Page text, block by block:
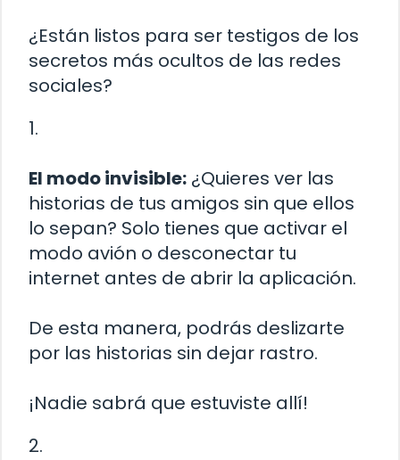
¿Están listos para ser testigos de los
secretos más ocultos de las redes
sociales?
1.
El modo invisible: ¿Quieres ver las
historias de tus amigos sin que ellos
lo sepan? Solo tienes que activar el
modo avión o desconectar tu
internet antes de abrir la aplicación.
De esta manera, podrás deslizarte
por las historias sin dejar rastro.
¡Nadie sabrá que estuviste allí!
2.